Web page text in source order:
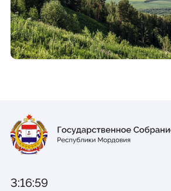
© Государственное Cобрание
Виртуальная приемная
Контакты
Трансляции заседаний
Полезные ресурсы
3:16:59